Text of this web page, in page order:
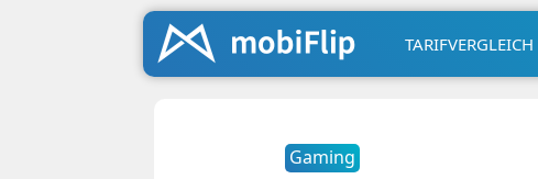
TARIFVERGLEICH
Gaming